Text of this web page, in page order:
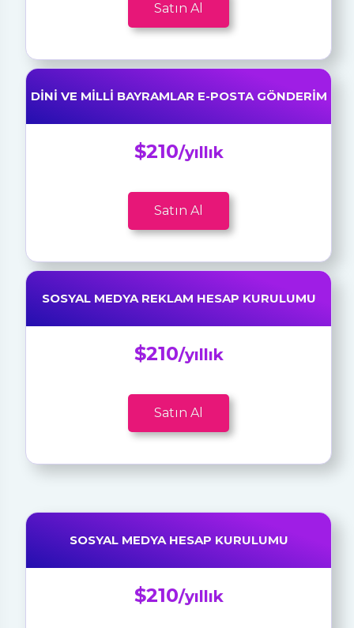
Satın Al
DINI VE MILLI BAYRAMLAR E-POSTA GÖNDERIM
$210/yıllık
Satın Al
SOSYAL MEDYA REKLAM HESAP KURULUMU
$210/yıllık
Satın Al
SOSYAL MEDYA HESAP KURULUMU
$210/yıllık